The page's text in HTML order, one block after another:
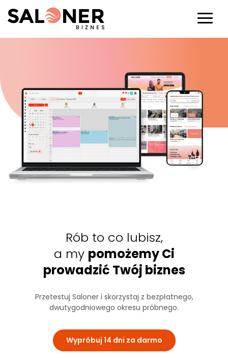
Rób to co lubisz,
a my pomożemy Ci
prowadzić Twój biznes
Przetestuj Saloner i skorzystaj z bezpłatnego,
dwutygodniowego okresu próbnego.
Wypróbuj 14 dni za darmo